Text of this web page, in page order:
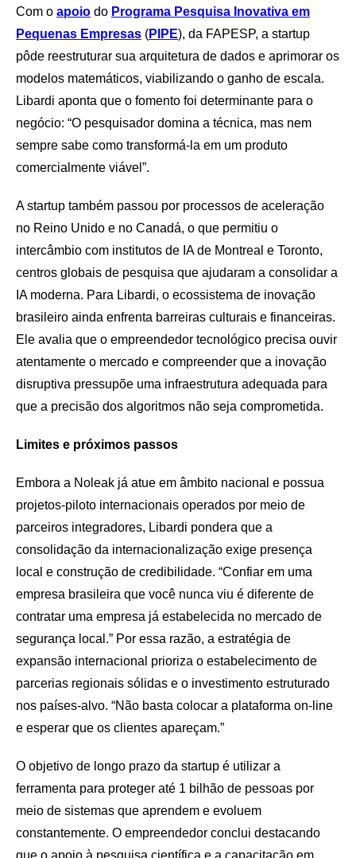
Com o apoio do Programa Pesquisa Inovativa em
Pequenas Empresas (PIPE), da FAPESP, a startup
pôde reestruturar sua arquitetura de dados e aprimorar os
modelos matemáticos, viabilizando o ganho de escala.
Libardi aponta que o fomento foi determinante para o
negócio: “O pesquisador domina a técnica, mas nem
sempre sabe como transformá-la em um produto
comercialmente viável”.
A startup também passou por processos de aceleração
no Reino Unido e no Canadá, o que permitiu o
intercâmbio com institutos de IA de Montreal e Toronto,
centros globais de pesquisa que ajudaram a consolidar a
IA moderna. Para Libardi, o ecossistema de inovação
brasileiro ainda enfrenta barreiras culturais e financeiras.
Ele avalia que o empreendedor tecnológico precisa ouvir
atentamente o mercado e compreender que a inovação
disruptiva pressupõe uma infraestrutura adequada para
que a precisão dos algoritmos não seja comprometida.
Limites e próximos passos
Embora a Noleak já atue em âmbito nacional e possua
projetos-piloto internacionais operados por meio de
parceiros integradores, Libardi pondera que a
consolidação da internacionalização exige presença
local e construção de credibilidade. “Confiar em uma
empresa brasileira que você nunca viu é diferente de
contratar uma empresa já estabelecida no mercado de
segurança local.” Por essa razão, a estratégia de
expansão internacional prioriza o estabelecimento de
parcerias regionais sólidas e o investimento estruturado
nos países-alvo. “Não basta colocar a plataforma on-line
e esperar que os clientes apareçam.”
O objetivo de longo prazo da startup é utilizar a
ferramenta para proteger até 1 bilhão de pessoas por
meio de sistemas que aprendem e evoluem
constantemente. O empreendedor conclui destacando